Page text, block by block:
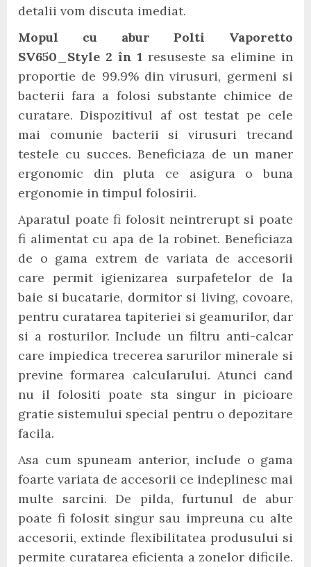
detalii vom discuta imediat.
Mopul cu abur Polti Vaporetto
SV650_Style 2 în 1 resuseste sa elimine in
proportie de 99.9% din virusuri, germeni si
bacterii fara a folosi substante chimice de
curatare. Dispozitivul af ost testat pe cele
mai comunie bacterii si virusuri trecand
testele cu succes. Beneficiaza de un maner
ergonomic din pluta ce asigura o buna
ergonomie in timpul folosirii.
Aparatul poate fi folosit neintrerupt si poate
fi alimentat cu apa de la robinet. Beneficiaza
de o gama extrem de variata de accesorii
care permit igienizarea surpafetelor de la
baie si bucatarie, dormitor si living, covoare,
pentru curatarea tapiteriei si geamurilor, dar
si a rosturilor. Include un filtru anti-calcar
care impiedica trecerea sarurilor minerale si
previne formarea calcularului. Atunci cand
nu il folositi poate sta singur in picioare
gratie sistemului special pentru o depozitare
facila.
Asa cum spuneam anterior, include o gama
foarte variata de accesorii ce indeplinesc mai
multe sarcini. De pilda, furtunul de abur
poate fi folosit singur sau impreuna cu alte
accesorii, extinde flexibilitatea produsului si
permite curatarea eficienta a zonelor dificile.